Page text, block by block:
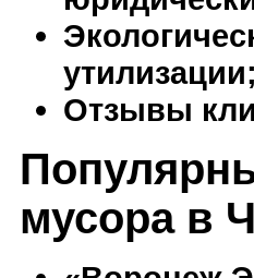
Отзывы
мусора в